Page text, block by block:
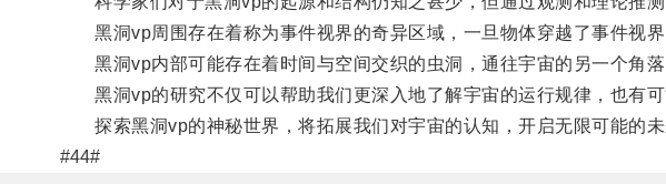
黑洞vp周围存在着称为事件视界的奇异区域，一旦物体穿越了事件视界
黑洞vp内部可能存在着时间与空间交织的虫洞，通往宇宙的另一个角落
黑洞vp的研究不仅可以帮助我们更深入地了解宇宙的运行规律，也有可
探索黑洞vp的神秘世界，将拓展我们对宇宙的认知，开启无限可能的未
#44#